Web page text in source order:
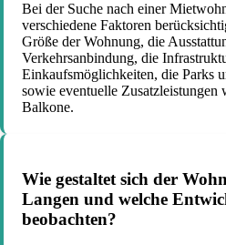
Bei der Suche nach einer
verschiedene Faktoren
Größe der Wohnung, die
Verkehrsanbindung, die
Einkaufsmöglichkeiten, die Parks
sowie eventuelle Zusatzleistungen
Balkone.
Wie gestaltet sich der
Langen und welche
beobachten?